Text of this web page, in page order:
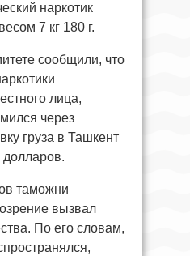
наркотик
7 кг 180 г.
сообщили, что
лица,
через
груза в Ташкент
таможни
вызвал
По его словам,